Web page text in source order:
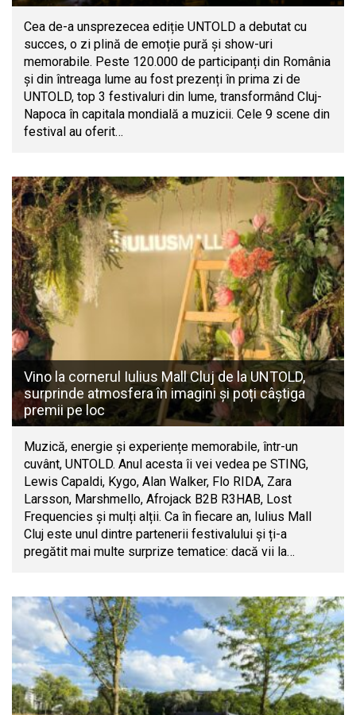
Cea de-a unsprezecea ediție UNTOLD a debutat cu
succes, o zi plină de emoție pură și show-uri
memorabile. Peste 120.000 de participanți din România
și din întreaga lume au fost prezenți în prima zi de
UNTOLD, top 3 festivaluri din lume, transformând Cluj-
Napoca în capitala mondială a muzicii. Cele 9 scene din
festival au oferit…
Vino la cornerul Iulius Mall Cluj de la UNTOLD,
surprinde atmosfera în imagini și poți câștiga
premii pe loc
Muzică, energie și experiențe memorabile, într-un
cuvânt, UNTOLD. Anul acesta îi vei vedea pe STING,
Lewis Capaldi, Kygo, Alan Walker, Flo RIDA, Zara
Larsson, Marshmello, Afrojack B2B R3HAB, Lost
Frequencies și mulți alții. Ca în fiecare an, Iulius Mall
Cluj este unul dintre partenerii festivalului și ți-a
pregătit mai multe surprize tematice: dacă vii la…